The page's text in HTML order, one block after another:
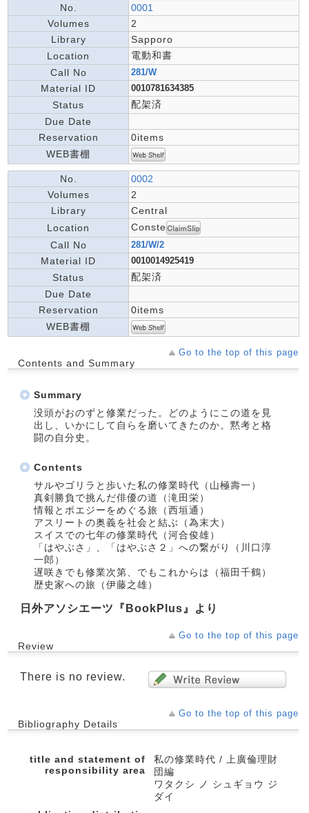
No.
0001
Volumes
2
Library
Sapporo
Location
電動和書
Call No
281/W
Material ID 0010781634385
Status
配架済
Due Date
Reservation
0items
WEB書棚
No.
0002
Volumes
2
Library
Central
Location
Conste
Call No
281/W/2
Material ID 0010014925419
Status
配架済
Due Date
Reservation
0items
WEB書棚
Go to the top of this page
Contents and Summary
Summary
没頭がおのずと修業だった。どのようにこの道を見
出し、いかにして自らを磨いてきたのか。黙考と格
闘の自分史。
Contents
サルやゴリラと歩いた私の修業時代（山極壽一）
真剣勝負で挑んだ俳優の道（滝田栄）
情報とポエジーをめぐる旅（西垣通）
アスリートの奥義を社会と結ぶ（為末大）
スイスでの七年の修業時代（河合俊雄）
「はやぶさ」、「はやぶさ２」への繋がり（川口淳
一郎）
遅咲きでも修業次第、でもこれからは（福田千鶴）
歴史家への旅（伊藤之雄）
日外アソシエーツ『BookPlus』より
Go to the top of this page
Review
There is no review.
Go to the top of this page
Bibliography Details
title and statement of
responsibility area
私の修業時代 / 上廣倫理財
団編
ワタクシ ノ シュギョウ ジ
ダイ